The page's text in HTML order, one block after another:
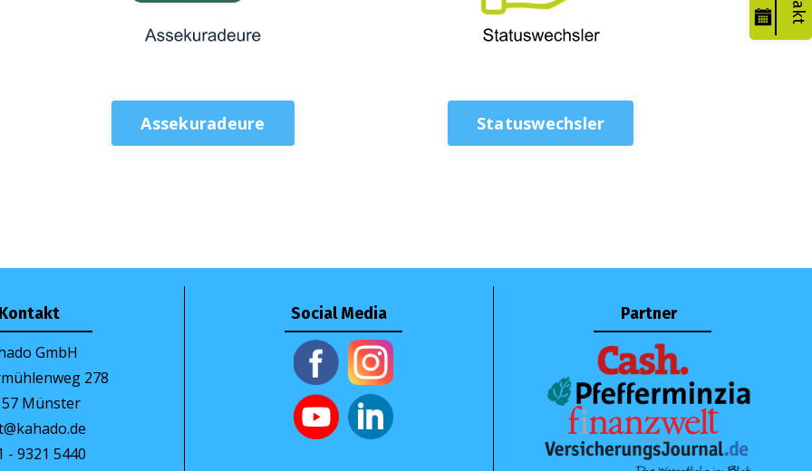
GmbH
278
Münster
- 9321 5440
Social Media Partner
Assekuradeure Statuswechsler
Cookie Einstellungen
Powered by Kajabi